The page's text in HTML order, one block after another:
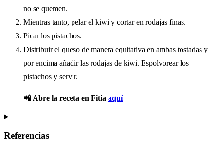
no se quemen.
Mientras tanto, pelar el kiwi y cortar en rodajas finas.
Picar los pistachos.
Distribuir el queso de manera equitativa en ambas tostadas y
por encima añadir las rodajas de kiwi. Espolvorear los
pistachos y servir.
📲 Abre la receta en Fitia aquí
Referencias